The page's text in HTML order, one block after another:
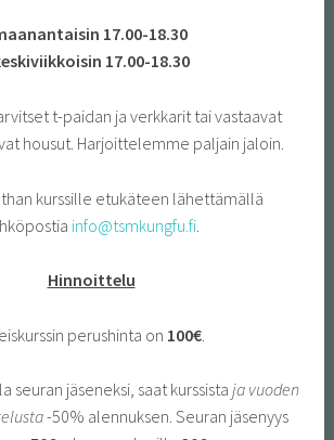
17.00-18.30
17.00-18.30
t-paidan ja verkkarit tai vastaavat
housut. Harjoittelemme paljain jaloin.
kurssille etukäteen lähettämällä
info@tsmkungfu.fi.
Hinnoittelu
perushinta on 100€
seuran jäseneksi, saat kurssista ja vuoden
-50% alennuksen. Seuran jäsenyys